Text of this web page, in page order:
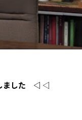
しました ◁ ◁